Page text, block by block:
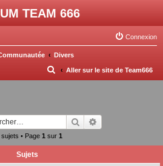
TEAM 666
Connexion
Divers
Aller sur le site de Team666
R
e
Rechercher
• Page 1 sur 1
Sujets